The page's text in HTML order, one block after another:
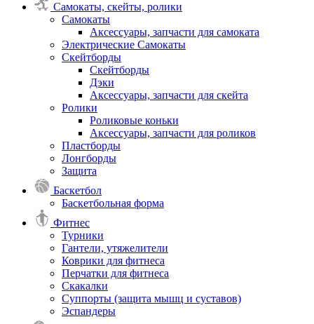
Самокаты, скейты, ролики
Самокаты
Аксессуары, запчасти для самоката
Электрические Самокаты
Скейтборды
Скейтборды
Дэки
Аксессуары, запчасти для скейта
Ролики
Роликовые коньки
Аксессуары, запчасти для роликов
Пластборды
Лонгборды
Защита
Баскетбол
Баскетбольная форма
Фитнес
Турники
Гантели, утяжелители
Коврики для фитнеса
Перчатки для фитнеса
Скакалки
Суппорты (защита мышц и суставов)
Эспандеры